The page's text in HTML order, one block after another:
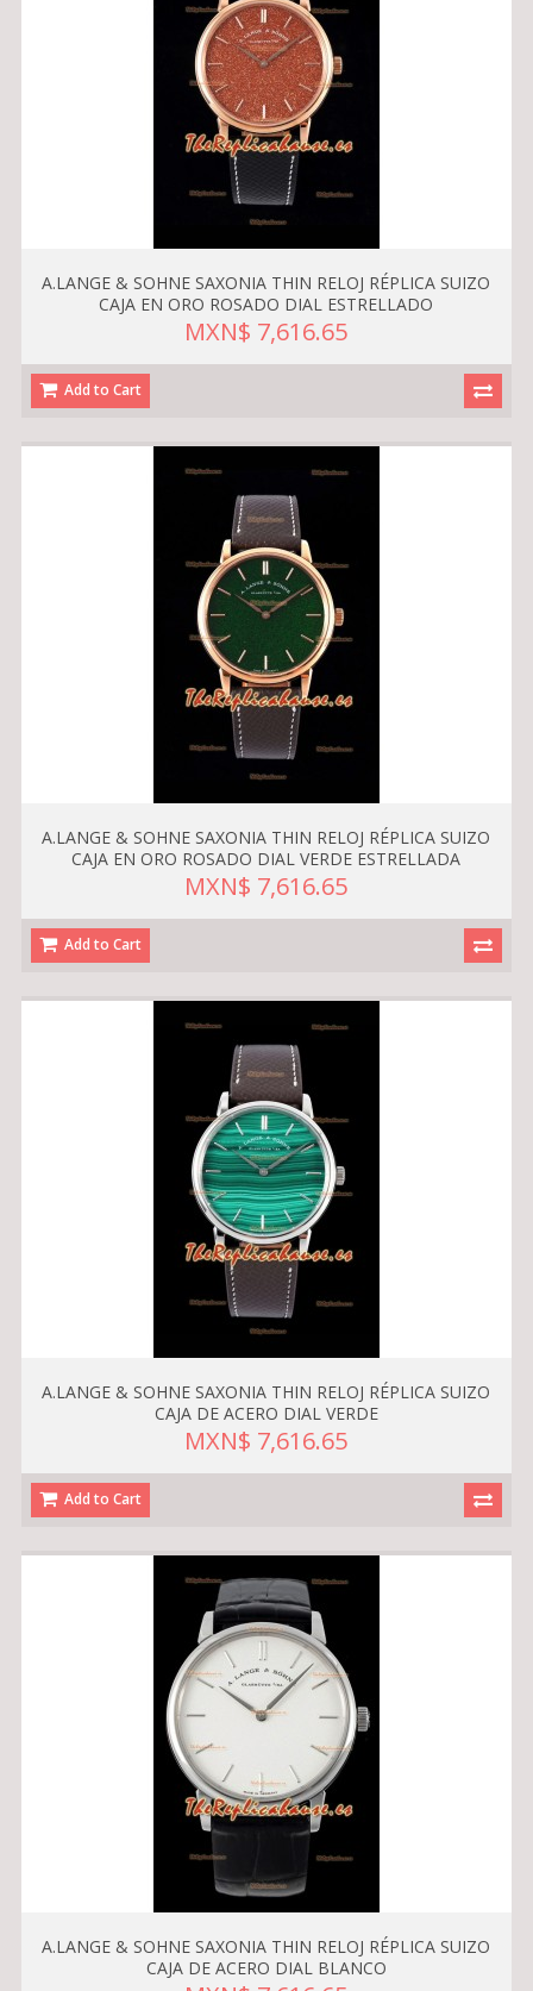
A.LANGE & SOHNE SAXONIA THIN RELOJ RÉPLICA SUIZO
CAJA EN ORO ROSADO DIAL ESTRELLADO
MXN$ 7,616.65
Add to Cart
A.LANGE & SOHNE SAXONIA THIN RELOJ RÉPLICA SUIZO
CAJA EN ORO ROSADO DIAL VERDE ESTRELLADA
MXN$ 7,616.65
Add to Cart
A.LANGE & SOHNE SAXONIA THIN RELOJ RÉPLICA SUIZO
CAJA DE ACERO DIAL VERDE
MXN$ 7,616.65
Add to Cart
A.LANGE & SOHNE SAXONIA THIN RELOJ RÉPLICA SUIZO
CAJA DE ACERO DIAL BLANCO